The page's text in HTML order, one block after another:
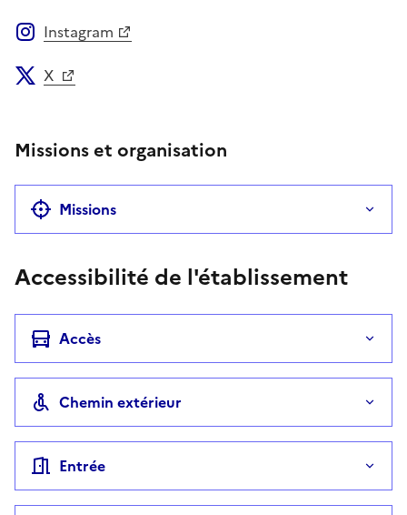
Instagram
X
Missions et organisation
Missions
Accessibilité de l'établissement
Accès
Chemin extérieur
Entrée